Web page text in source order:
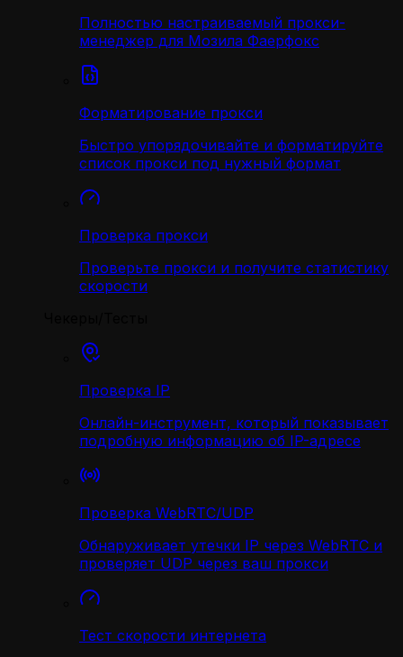
Полностью настраиваемый прокси-
менеджер для Мозила Фаерфокс
Форматирование прокси
Быстро упорядочивайте и форматируйте
список прокси под нужный формат
Проверка прокси
Проверьте прокси и получите статистику
скорости
Проверка IP
Онлайн-инструмент, который показывает
подробную информацию об IP-адресе
Проверка WebRTC/UDP
Обнаруживает утечки IP через WebRTC и
проверяет UDP через ваш прокси
Тест скорости интернета